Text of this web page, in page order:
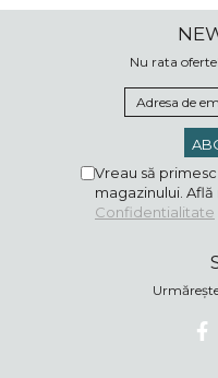
Nu rata
Vreau să
magazinului.
Confidentialitate